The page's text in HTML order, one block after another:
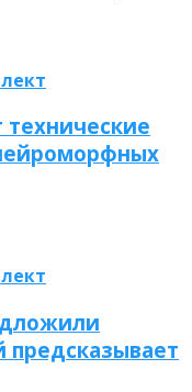
предсказывает